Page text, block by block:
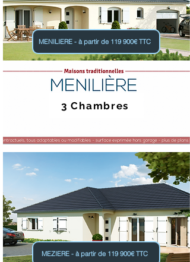
MENILIERE - à partir de 119 900€ TTC
3 Chambres
MEZIERE - à partir de 119 900€ TTC